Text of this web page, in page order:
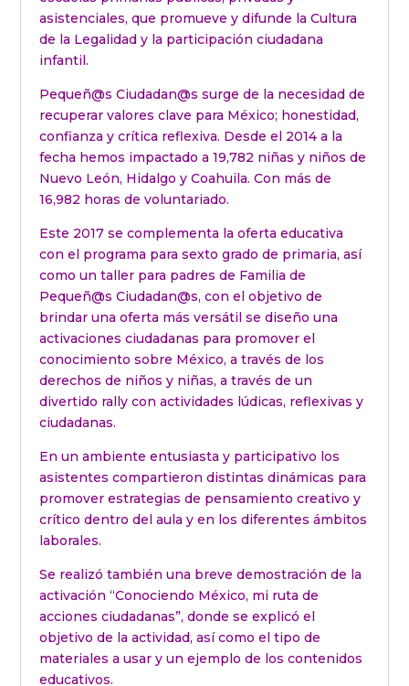
asistenciales, que promueve y difunde la Cultura
de la Legalidad y la participación ciudadana
infantil.
Pequeñ@s Ciudadan@s surge de la necesidad de
recuperar valores clave para México; honestidad,
confianza y crítica reflexiva. Desde el 2014 a la
fecha hemos impactado a 19,782 niñas y niños de
Nuevo León, Hidalgo y Coahuila. Con más de
16,982 horas de voluntariado.
Este 2017 se complementa la oferta educativa
con el programa para sexto grado de primaria, así
como un taller para padres de Familia de
Pequeñ@s Ciudadan@s, con el objetivo de
brindar una oferta más versátil se diseño una
activaciones ciudadanas para promover el
conocimiento sobre México, a través de los
derechos de niños y niñas, a través de un
divertido rally con actividades lúdicas, reflexivas y
ciudadanas.
En un ambiente entusiasta y participativo los
asistentes compartieron distintas dinámicas para
promover estrategias de pensamiento creativo y
crítico dentro del aula y en los diferentes ámbitos
laborales.
Se realizó también una breve demostración de la
activación “Conociendo México, mi ruta de
acciones ciudadanas”, donde se explicó el
objetivo de la actividad, así como el tipo de
materiales a usar y un ejemplo de los contenidos
educativos.